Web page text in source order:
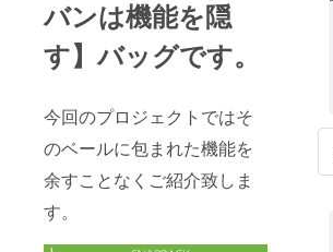
バンは機能を隠
す】バッグです。
今回のプロジェクトではそ
のベールに包まれた機能を
余すことなくご紹介致しま
す。